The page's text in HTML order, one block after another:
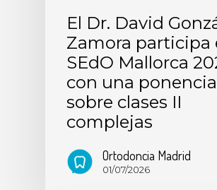
El Dr. David
Zamora participa
SEdO Mallorca
con una ponencia
sobre clases II
complejas
Ortodoncia Madrid
01/07/2026